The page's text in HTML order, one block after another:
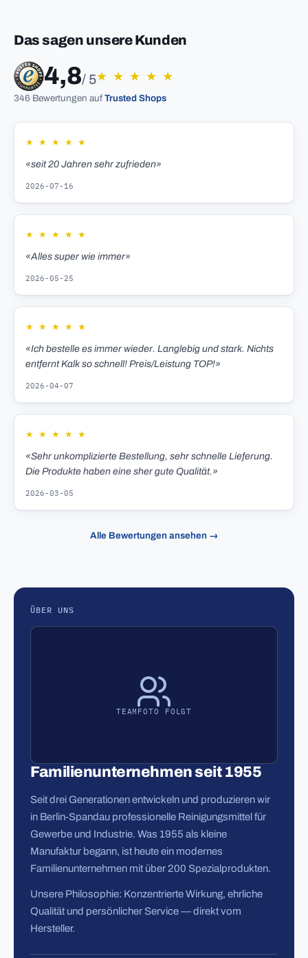
Das sagen unsere Kunden
4,8/ 5★ ★ ★ ★ ★
346 Bewertungen auf Trusted Shops
★ ★ ★ ★ ★
«seit 20 Jahren sehr zufrieden»
2026-07-16
★ ★ ★ ★ ★
«Alles super wie immer»
2026-05-25
★ ★ ★ ★ ★
«Ich bestelle es immer wieder. Langlebig und stark. Nichts
entfernt Kalk so schnell! Preis/Leistung TOP!»
2026-04-07
★ ★ ★ ★ ★
«Sehr unkomplizierte Bestellung, sehr schnelle Lieferung.
Die Produkte haben eine sher gute Qualität.»
2026-03-05
Alle Bewertungen ansehen →
ÜBER UNS
TEAMFOTO FOLGT
Familienunternehmen seit 1955
Seit drei Generationen entwickeln und produzieren wir
in Berlin-Spandau professionelle Reinigungsmittel für
Gewerbe und Industrie. Was 1955 als kleine
Manufaktur begann, ist heute ein modernes
Familienunternehmen mit über 200 Spezialprodukten.
Unsere Philosophie: Konzentrierte Wirkung, ehrliche
Qualität und persönlicher Service — direkt vom
Hersteller.